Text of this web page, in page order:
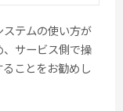
テムの使い方が
サービス側で操
ことをお勧めし